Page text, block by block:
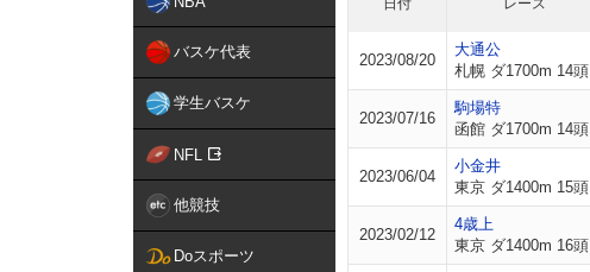
バスケ代表
学生バスケ
NFL
他競技
Doスポーツ
日付 レース
2023/08/20
大通公
札幌 ダ1700m 14頭
2023/07/16
駒場特
函館 ダ1700m 14頭
2023/06/04
小金井
東京 ダ1400m 15頭
2023/02/12
4歳上
東京 ダ1400m 16頭